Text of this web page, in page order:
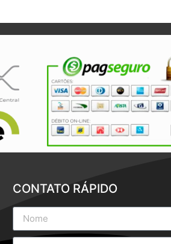
CONTATO RÁPIDO